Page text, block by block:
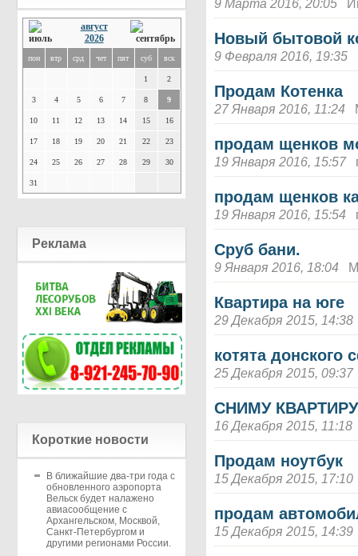
август
2026
пон втр срд чет пят суб вск
1 2
3 4 5 6 7 8 9
10 11 12 13 14 15 16
17 18 19 20 21 22 23
24 25 26 27 28 29 30
31
Реклама
Короткие новости
В ближайшие два-три года с
обновленного аэропорта
Вельск будет налажено
авиасообщение с
Архангельском, Москвой,
Санкт-Петербургом и
другими регионами России.
9 Марта 2016, 20:05
Новый бытовой
9 Февраля 2016, 19:35
Продам Котенка
27 Января 2016, 11:24
продам щенков
19 Января 2016, 15:57
продам щенков
19 Января 2016, 15:54
Сруб бани.
9 Января 2016, 18:04
Квартира на юге
29 Декабря 2015, 14:38
котята донского
25 Декабря 2015, 09:37
СНИМУ КВАРТИРУ
16 Декабря 2015, 11:18
Продам ноутбук
15 Декабря 2015, 17:10
продам
15 Декабря 2015, 14:39